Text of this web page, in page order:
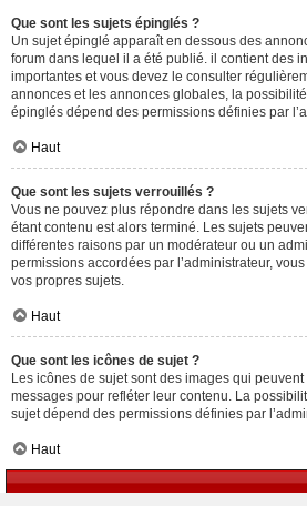
Que sont les sujets épinglés ?
Un sujet épinglé apparaît en dessous des
forum dans lequel il a été publié. il contient des
importantes et vous devez le consulter
annonces et les annonces globales, la
épinglés dépend des permissions définies par
Haut
Que sont les sujets verrouillés ?
Vous ne pouvez plus répondre dans les sujets
étant contenu est alors terminé. Les sujets
différentes raisons par un modérateur ou un
permissions accordées par l’administrateur,
vos propres sujets.
Haut
Que sont les icônes de sujet ?
Les icônes de sujet sont des images qui
messages pour refléter leur contenu. La
sujet dépend des permissions définies par
Haut